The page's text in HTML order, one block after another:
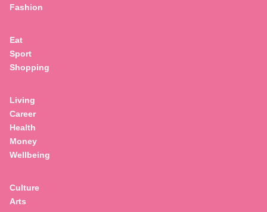
“เราต้องจริงใจและจริงจังกับความรู้สึกตัวเอง”
ฮีลใจไปกับ เขื่อน ภัทรดนัย
Fashion
Eat
Sport
Shopping
Living
Career
Health
Money
Wellbeing
Culture
Arts